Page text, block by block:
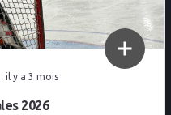
il y a 3 mois
2026